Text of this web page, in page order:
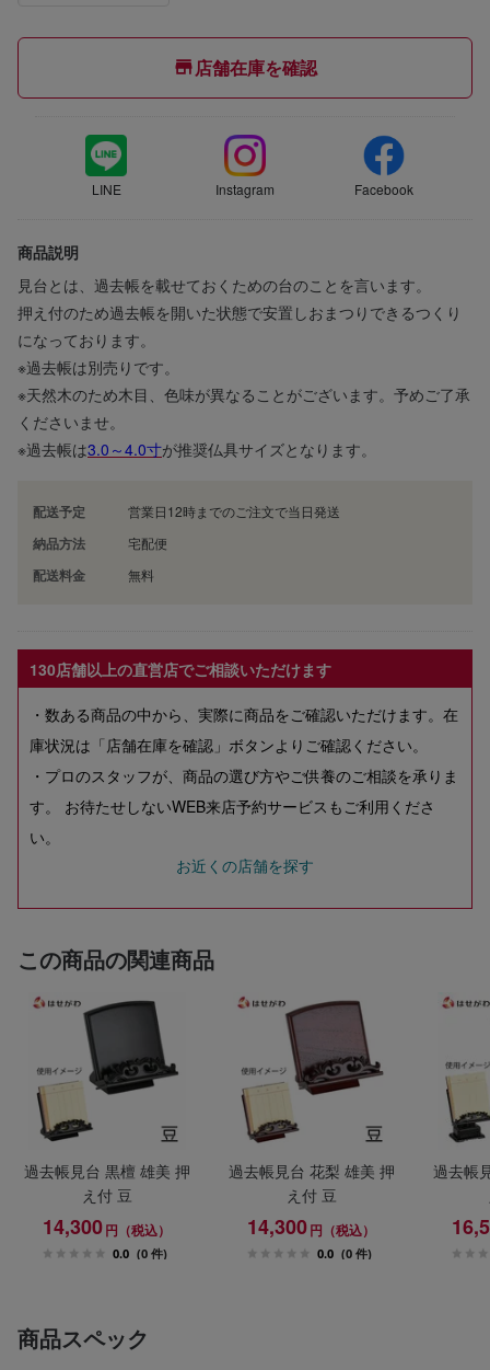
店舗在庫を確認
LINE Instagram Facebook
商品説明
見台とは、過去帳を載せておくための台のことを言います。
押え付のため過去帳を開いた状態で安置しおまつりできるつくり
になっております。
※過去帳は別売りです。
※天然木のため木目、色味が異なることがございます。予めご了承
くださいませ。
※過去帳は3.0～4.0寸が推奨仏具サイズとなります。
配送予定 営業日12時までのご注文で当日発送
納品方法 宅配便
配送料金 無料
130店舗以上の直営店でご相談いただけます
・数ある商品の中から、実際に商品をご確認いただけます。在
庫状況は「店舗在庫を確認」ボタンよりご確認ください。
・プロのスタッフが、商品の選び方やご供養のご相談を承りま
す。 お待たせしないWEB来店予約サービスもご利用くださ
い。
お近くの店舗を探す
この商品の関連商品
過去帳見台 黒檀 雄美 押
え付 豆
14,300円（税込）
0.0 (0 件)
過去帳見台 花梨 雄美 押
え付 豆
14,300円（税込）
0.0 (0 件)
過去帳
商品スペック